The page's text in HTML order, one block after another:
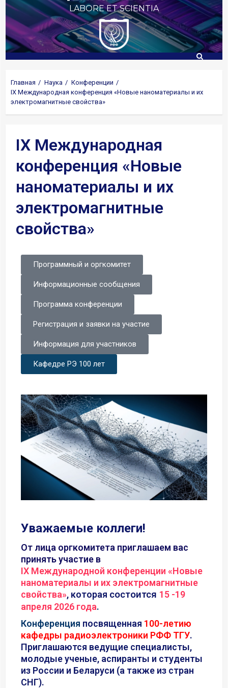
LABORE ET SCIENTIA
Главная Наука
Конференции
IX Международная конференция «Новые наноматериалы и их
электромагнитные свойства»
IX Международная
конференция «Новые
наноматериалы и их
электромагнитные
свойства»
Программный и оргкомитет
Информационные сообщения
Программа конференции
Регистрация и заявки на участие
Информация для участников
Кафедре РЭ 100 лет
Уважаемые коллеги!
От лица оргкомитета приглашаем вас
принять участие в
IX Международной конференции «Новые
наноматериалы и их электромагнитные
свойства», которая состоится 15 -19
апреля 2026 года.
Конференция посвященная 100-летию
кафедры радиоэлектроники РФФ ТГУ.
Приглашаются ведущие специалисты,
молодые ученые, аспиранты и студенты
из России и Беларуси (а также из стран
СНГ).